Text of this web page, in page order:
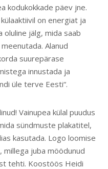
kodukokkade päev jne.
on energiat ja
oluline jälg, mida saab
Alanud
suurepärase
innustada ja
üle terve Eesti“.
Vainupea külal puudus
sündmuste plakatitel,
kasutada. Logo loomise
juba möödunud
tehti. Koostöös Heidi